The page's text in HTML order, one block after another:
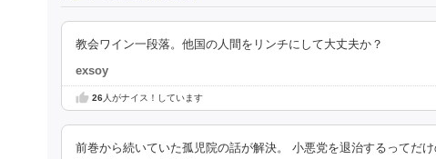
教会ワイン一段落。他国の人間をリンチにして大丈夫か？
exsoy
26人がナイス！しています
前巻から続いていた孤児院の話が解決。 小悪党を退治するってだ